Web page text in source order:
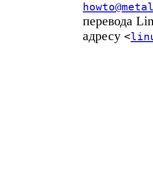
перевода
адресу <